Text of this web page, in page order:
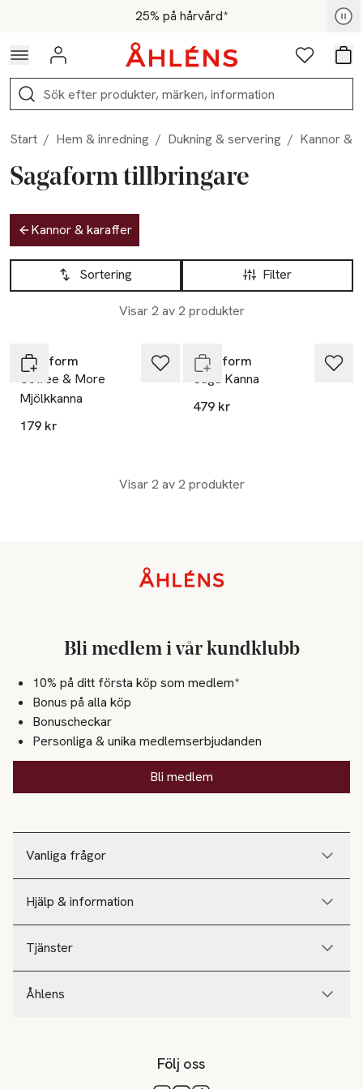
Hoppa till navigationsmenyn25% på hårvård*
För medlemmar - Shoppa nu
Logga in Favoriter
Sök
Start / Hem & inredning / Dukning & servering / Kannor &
Sagaform tillbringare
Hoppa till produktsidan
Kannor & karaffer
Hoppa till produktsidan
Filter
Sortering
Visar 2 av 2 produkter
Lista över produkter
Sagaform
Coffee & More
Mjölkkanna
179 kr
Sagaform
Saga Kanna
479 kr
Visar 2 av 2 produkter
Vanliga frågor
Hjälp & information
Tjänster
Åhlens
Bli medlem i vår kundklubb
10% på ditt första köp som medlem*
Bonus på alla köp
Bonuscheckar
Personliga & unika medlemserbjudanden
Bli medlem
Följ oss